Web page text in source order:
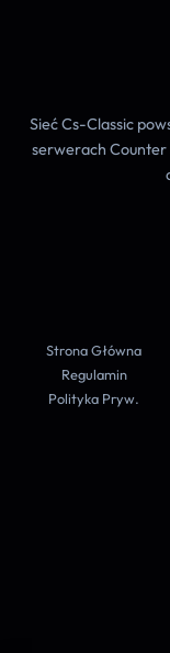
Sieć Cs-Classic
serwerach Counter
Strona Główna
Regulamin
Polityka Pryw.